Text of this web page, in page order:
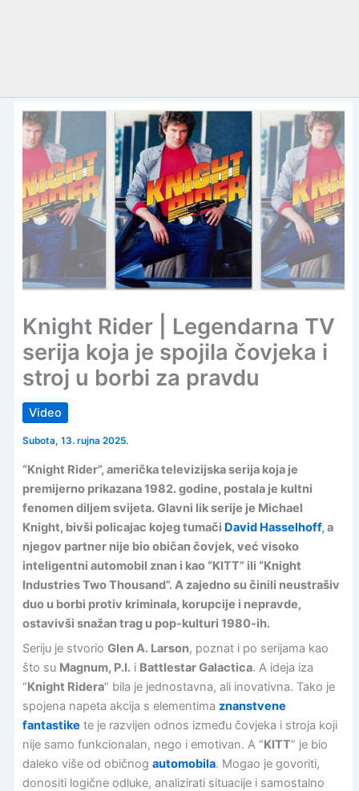
Knight Rider | Legendarna TV
serija koja je spojila čovjeka i
stroj u borbi za pravdu
Video
Subota, 13. rujna 2025.
“Knight Rider”, američka televizijska serija koja je
premijerno prikazana 1982. godine, postala je kultni
fenomen diljem svijeta. Glavni lik serije je Michael
Knight, bivši policajac kojeg tumači David Hasselhoff, a
njegov partner nije bio običan čovjek, već visoko
inteligentni automobil znan i kao “KITT” ili “Knight
Industries Two Thousand”. A zajedno su činili neustrašiv
duo u borbi protiv kriminala, korupcije i nepravde,
ostavivši snažan trag u pop-kulturi 1980-ih.
Seriju je stvorio Glen A. Larson, poznat i po serijama kao
što su Magnum, P.I.i Battlestar Galactica. A ideja iza
“Knight Ridera” bila je jednostavna, ali inovativna. Tako je
spojena napeta akcija s elementima znanstvene
fantastike te je razvijen odnos između čovjeka i stroja koji
nije samo funkcionalan, nego i emotivan. A “KITT” je bio
daleko više od običnog automobila. Mogao je govoriti,
donositi logične odluke, analizirati situacije i samostalno